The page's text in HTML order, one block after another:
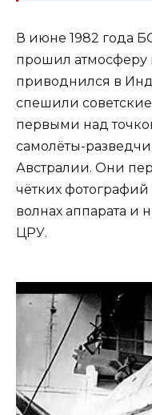
В июне 1982 года
прошил атмосферу
приводнился в
спешили
первыми над
самолёты-
Австралии. Они
чётких
волнах аппарата и
ЦРУ.